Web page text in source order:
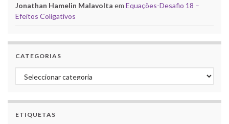
Jonathan Hamelin Malavolta em Equações-Desafio 18 –
Efeitos Coligativos
CATEGORIAS
Categorias
ETIQUETAS